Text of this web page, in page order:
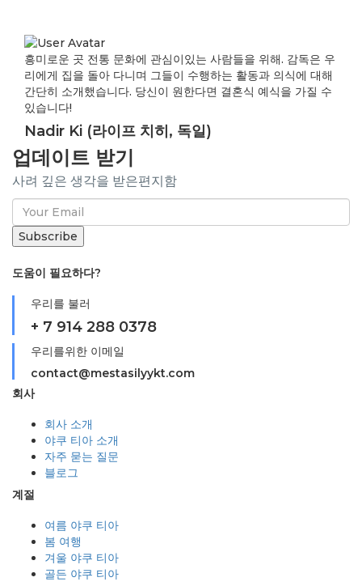
흥미로운 곳 전통 문화에 관심이있는 사람들을 위해. 감독은 우
리에게 집을 돌아 다니며 그들이 수행하는 활동과 의식에 대해
간단히 소개했습니다. 당신이 원한다면 결혼식 예식을 가질 수
있습니다!
Nadir Ki (라이프 치히, 독일)
업데이트 받기
사려 깊은 생각을 받은편지함
도움이 필요하다?
우리를 불러
+ 7 914 288 0378
우리를위한 이메일
contact@mestasilyykt.com
회사
회사 소개
야쿠 티아 소개
자주 묻는 질문
블로그
계절
여름 야쿠 티아
봄 여행
겨울 야쿠 티아
골든 야쿠 티아